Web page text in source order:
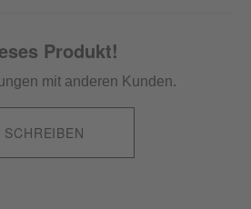
Produkt!
mit anderen Kunden.